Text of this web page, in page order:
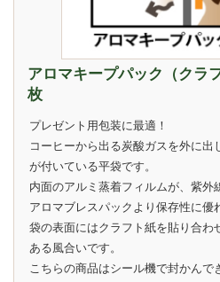
アロマキープパック（クラ
枚
プレゼント用包装に最適！
コーヒーから出る炭酸ガスを外に出
が付いている平袋です。
内面のアルミ蒸着フィルムが、紫外
アロマブレスパックより保存性に優
袋の表面にはクラフト紙を貼り合わ
ある風合いです。
こちらの商品はシール機で封かんで